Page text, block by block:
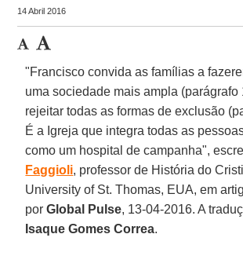
14 Abril 2016
"Francisco convida as famílias a
uma sociedade mais ampla (parágrafo
rejeitar todas as formas de exclusão
É a Igreja que integra todas as
como um hospital de campanha",
Faggioli, professor de História do
University of St. Thomas, EUA, em
porGlobal Pulse, 13-04-2016. A
Isaque Gomes Correa.